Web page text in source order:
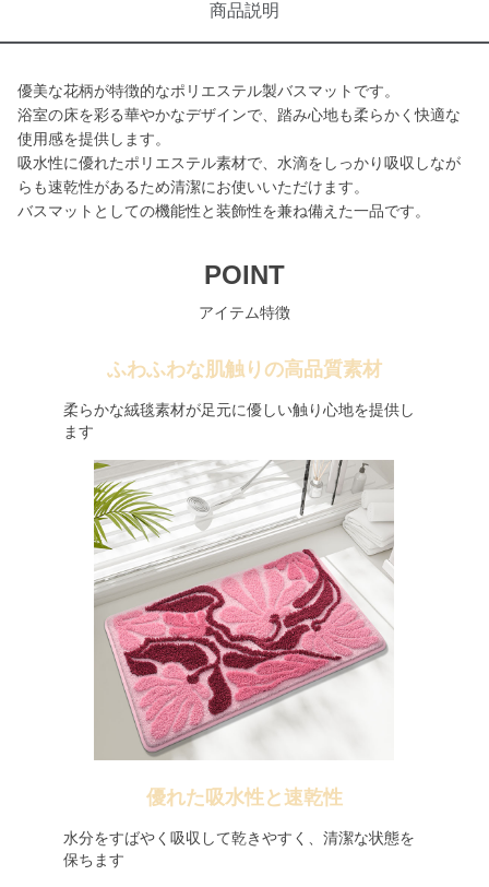
商品説明
優美な花柄が特徴的なポリエステル製バスマットです。
浴室の床を彩る華やかなデザインで、踏み心地も柔らかく快適な
使用感を提供します。
吸水性に優れたポリエステル素材で、水滴をしっかり吸収しなが
らも速乾性があるため清潔にお使いいただけます。
バスマットとしての機能性と装飾性を兼ね備えた一品です。
POINT
アイテム特徴
ふわふわな肌触りの高品質素材
柔らかな絨毯素材が足元に優しい触り心地を提供し
ます
優れた吸水性と速乾性
水分をすばやく吸収して乾きやすく、清潔な状態を
保ちます